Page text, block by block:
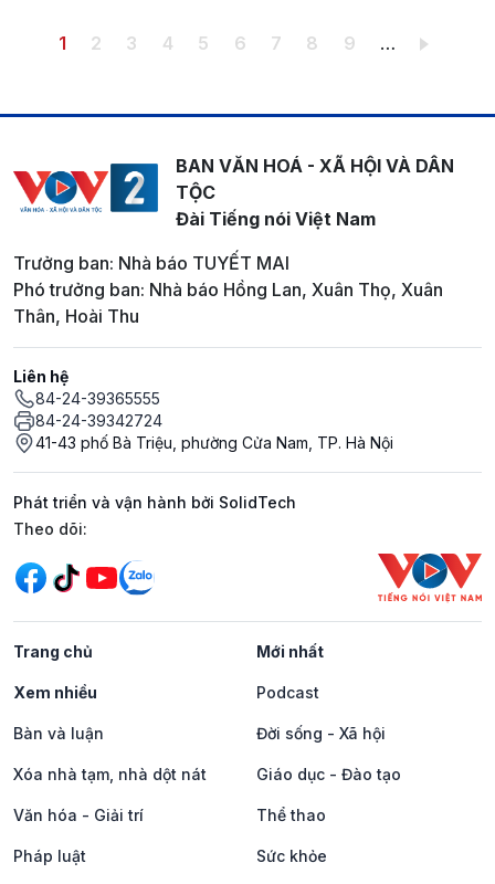
Pagination
Trang hiện thời
1 Trang
2 Trang
3 Trang
4 Trang
5 Trang
6 Trang
7 Trang
8 Trang
9 …
BAN VĂN HOÁ - XÃ HỘI VÀ DÂN
TỘC
Đài Tiếng nói Việt Nam
Trưởng ban: Nhà báo TUYẾT MAI
Phó trưởng ban: Nhà báo Hồng Lan, Xuân Thọ, Xuân
Thân, Hoài Thu
Liên hệ
84-24-39365555
84-24-39342724
41-43 phố Bà Triệu, phường Cửa Nam, TP. Hà Nội
Phát triển và vận hành bởi SolidTech
Mạng xã hội
Theo dõi:
Trang chủ Mới nhất
Xem nhiều Podcast
Bàn và luận Đời sống - Xã hội
Xóa nhà tạm, nhà dột nát Giáo dục - Đào tạo
Văn hóa - Giải trí Thể thao
Pháp luật Sức khỏe